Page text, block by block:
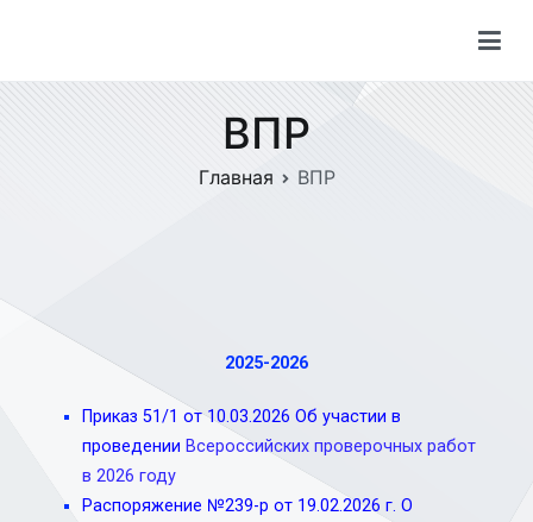
ВПР
Главная ВПР
2025-2026
Приказ 51/1 от 10.03.2026 Об участии в
проведении Всероссийских проверочных работ
в 2026 году
Распоряжение №239-р от 19.02.2026 г. О